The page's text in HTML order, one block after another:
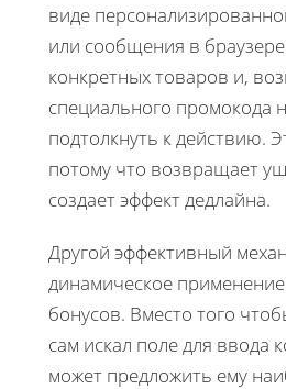
виде
или сообщения в
конкретных товаров и,
специального промокода
подтолкнуть к действию.
потому что возвращает
создает эффект дедлайна.
Другой эффективный
динамическое
бонусов. Вместо того
сам искал поле для ввода
может предложить ему